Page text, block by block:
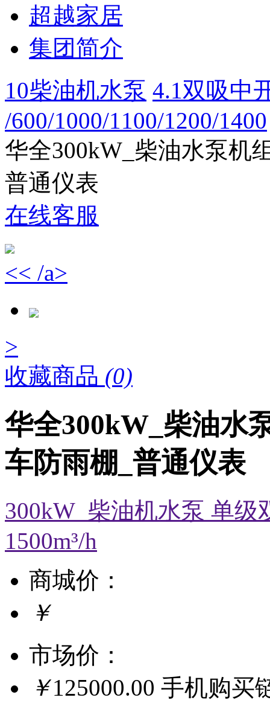
超越家居
集团简介
10柴油机水泵 4.1双吸中
/600/1000/1100/1200/1400
华全300kW_柴油水泵机
普通仪表
在线客服
<< /a>
>
收藏商品 (0)
华全300kW_柴油水
车防雨棚_普通仪表
300kW_柴油机水泵 单
1500m³/h
商城价：
￥
市场价：
￥125000.00 手机购买